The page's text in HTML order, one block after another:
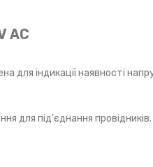
АC
індикації наявності
для під’єднання провідників.